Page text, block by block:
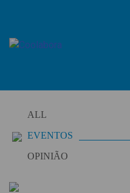
content
ALL
EVENTOS
OPINIÃO